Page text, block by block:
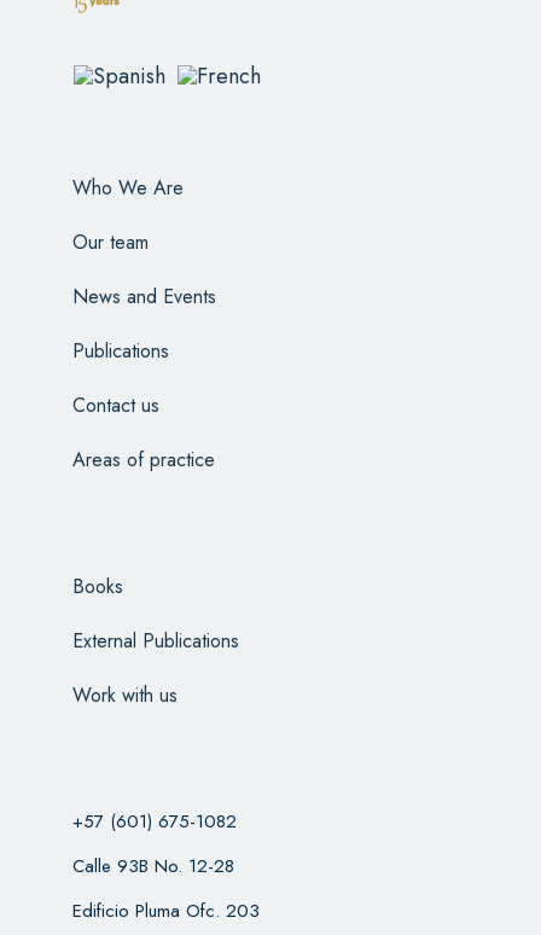
Who We Are
Our team
News and Events
Publications
Contact us
Areas of practice
Books
External Publications
Work with us
+57 (601) 675-1082
Calle 93B No. 12-28
Edificio Pluma Ofc. 203